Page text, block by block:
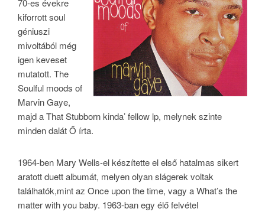
70-es évekre
kiforrott soul
géniuszi
mivoltából még
igen keveset
mutatott. The
Soulful moods of
Marvin Gaye,
majd a That Stubborn kinda’ fellow lp, melynek szinte
minden dalát Ő írta.
1964-ben Mary Wells-el készítette el első hatalmas sikert
aratott duett albumát, melyen olyan slágerek voltak
találhatók,mint az Once upon the time, vagy a What’s the
matter with you baby. 1963-ban egy élő felvétel